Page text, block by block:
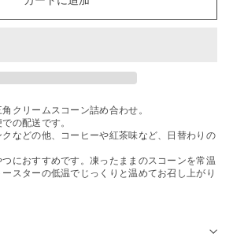
クリームスコーン詰め合わせ。
の配送です。
などの他、コーヒーや紅茶味など、日替わりの
におすすめです。凍ったままのスコーンを常温
スターの低温でじっくりと温めてお召し上がり